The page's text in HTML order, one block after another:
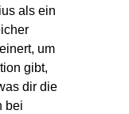
als ein
um
gibt,
dir die
bei